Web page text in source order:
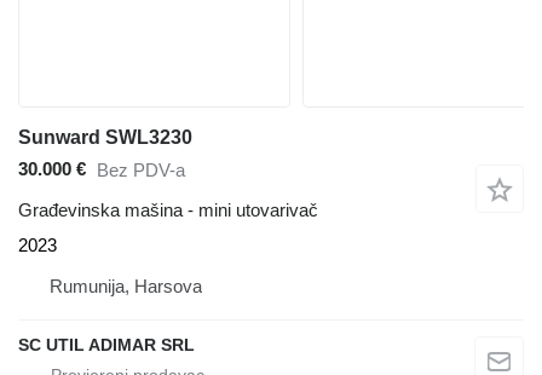
Sunward SWL3230
30.000 € Bez PDV-a
Građevinska mašina - mini utovarivač
2023
Rumunija, Harsova
SC UTIL ADIMAR SRL